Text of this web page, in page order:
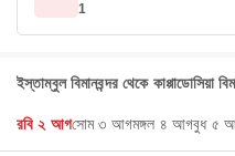
1
ইস্তাম্বুল বিমানবন্দর থেকে কাপ্পাডোসিয়া
রবি ২ আগসোম ৩ আগমঙ্গল ৪ আগবুধ ৫